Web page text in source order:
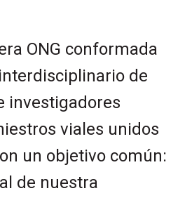
ONG conformada
de
investigadores
viales unidos
un objetivo común:
de nuestra